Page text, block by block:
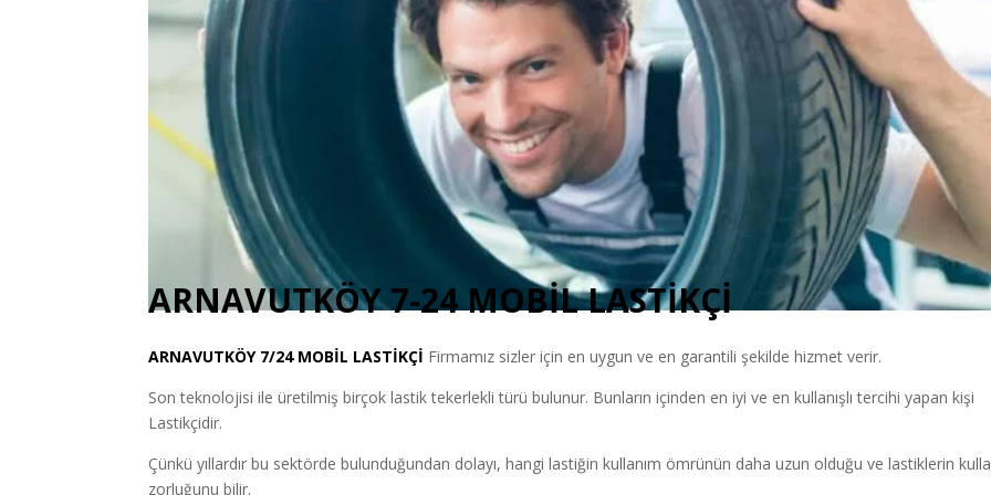
ARNAVUTKÖY 7-24 MOBİL LASTİKÇİ
ARNAVUTKÖY 7/24 MOBİL LASTİKÇİ Firmamız sizler için en uygun ve en garantili şekilde hizmet verir.
Son teknolojisi ile üretilmiş birçok lastik tekerlekli türü bulunur. Bunların içinden en iyi ve en kullanışlı tercihi yapan kişi
Lastikçidir.
Çünkü yıllardır bu sektörde bulunduğundan dolayı, hangi lastiğin kullanım ömrünün daha uzun olduğu ve lastiklerin
zorluğunu bilir.